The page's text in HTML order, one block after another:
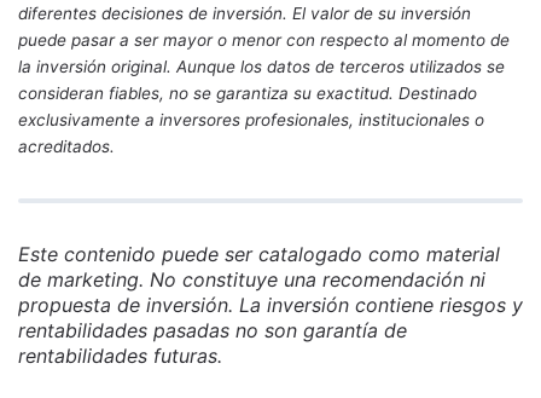
diferentes decisiones de inversión. El valor de su inversión
puede pasar a ser mayor o menor con respecto al momento de
la inversión original. Aunque los datos de terceros utilizados se
consideran fiables, no se garantiza su exactitud. Destinado
exclusivamente a inversores profesionales, institucionales o
acreditados.
Este contenido puede ser catalogado como material
de marketing. No constituye una recomendación ni
propuesta de inversión. La inversión contiene riesgos y
rentabilidades pasadas no son garantía de
rentabilidades futuras.